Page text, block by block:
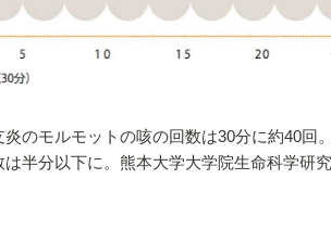
のモルモットの咳の回数は30分に約40回
半分以下に。熊本大学大学院生命科学研